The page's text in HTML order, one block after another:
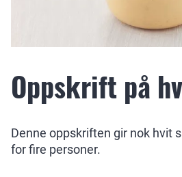
Oppskrift på
Denne oppskriften gir nok hvit
for fire personer.